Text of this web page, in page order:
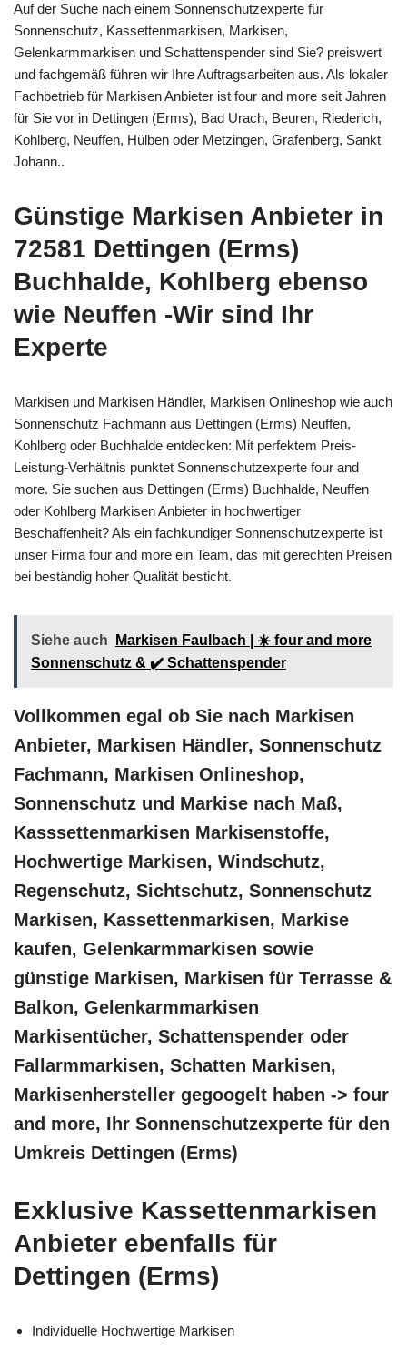
Auf der Suche nach einem Sonnenschutzexperte für
Sonnenschutz, Kassettenmarkisen, Markisen,
Gelenkarmmarkisen und Schattenspender sind Sie? preiswert
und fachgemäß führen wir Ihre Auftragsarbeiten aus. Als lokaler
Fachbetrieb für Markisen Anbieter ist four and more seit Jahren
für Sie vor in Dettingen (Erms), Bad Urach, Beuren, Riederich,
Kohlberg, Neuffen, Hülben oder Metzingen, Grafenberg, Sankt
Johann..
Günstige Markisen Anbieter in
72581 Dettingen (Erms)
Buchhalde, Kohlberg ebenso
wie Neuffen -Wir sind Ihr
Experte
Markisen und Markisen Händler, Markisen Onlineshop wie auch
Sonnenschutz Fachmann aus Dettingen (Erms) Neuffen,
Kohlberg oder Buchhalde entdecken: Mit perfektem Preis-
Leistung-Verhältnis punktet Sonnenschutzexperte four and
more. Sie suchen aus Dettingen (Erms) Buchhalde, Neuffen
oder Kohlberg Markisen Anbieter in hochwertiger
Beschaffenheit? Als ein fachkundiger Sonnenschutzexperte ist
unser Firma four and more ein Team, das mit gerechten Preisen
bei beständig hoher Qualität besticht.
Siehe auch
Markisen Faulbach | ☀️ four and more
Sonnenschutz & ✔️ Schattenspender
Vollkommen egal ob Sie nach Markisen
Anbieter, Markisen Händler, Sonnenschutz
Fachmann, Markisen Onlineshop,
Sonnenschutz und Markise nach Maß,
Kasssettenmarkisen Markisenstoffe,
Hochwertige Markisen, Windschutz,
Regenschutz, Sichtschutz, Sonnenschutz
Markisen, Kassettenmarkisen, Markise
kaufen, Gelenkarmmarkisen sowie
günstige Markisen, Markisen für Terrasse &
Balkon, Gelenkarmmarkisen
Markisentücher, Schattenspender oder
Fallarmmarkisen, Schatten Markisen,
Markisenhersteller gegoogelt haben -> four
and more, Ihr Sonnenschutzexperte für den
Umkreis Dettingen (Erms)
Exklusive Kassettenmarkisen
Anbieter ebenfalls für
Dettingen (Erms)
Individuelle Hochwertige Markisen